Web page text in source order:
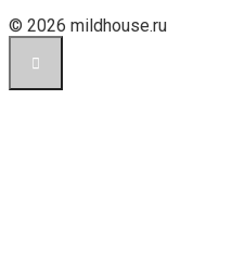
© 2026 mildhouse.ru